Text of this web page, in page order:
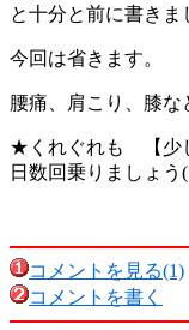
と十分と前に書きま
今回は省きます。
腰痛、肩こり、膝
★くれぐれも 【少
日数回乗りましょう
コメントを見る(1)
コメントを書く